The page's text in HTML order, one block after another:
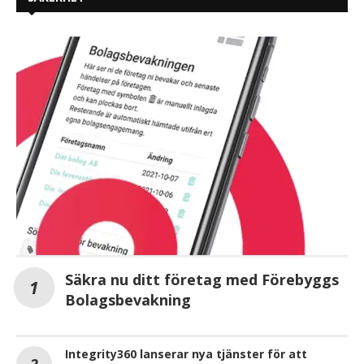
Säkra nu ditt företag med Förebyggs
Bolagsbevakning
Integrity360 lanserar nya tjänster för att